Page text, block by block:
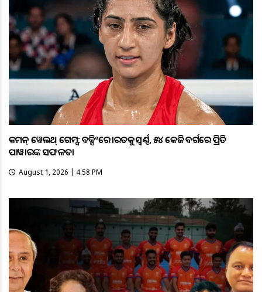
କମନ୍ ୱେଲଥ୍ ଗେମ୍ସ: ବକ୍ସିଂରେ ଭାରତକୁ ସ୍ବର୍ଣ୍ଣ, ୫୪ କେଜି ବର୍ଗରେ ପ୍ରିତି
ପାୱାରଙ୍କ ସଫଳତା
August 1, 2026 | 4:58 PM